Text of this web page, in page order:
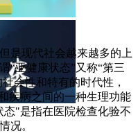
是现代社会越来越多的上
“亚健康状态”又称“第三
会性和特有的时代性，
疾病之间的一种生理功能
"是指在医院检查化验不
况。